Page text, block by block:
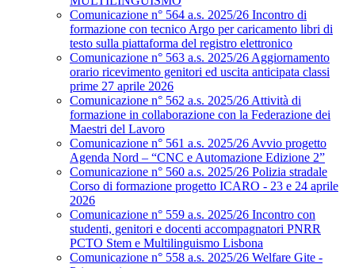
Comunicazione n° 564 a.s. 2025/26 Incontro di
formazione con tecnico Argo per caricamento libri di
testo sulla piattaforma del registro elettronico
Comunicazione n° 563 a.s. 2025/26 Aggiornamento
orario ricevimento genitori ed uscita anticipata classi
prime 27 aprile 2026
Comunicazione n° 562 a.s. 2025/26 Attività di
formazione in collaborazione con la Federazione dei
Maestri del Lavoro
Comunicazione n° 561 a.s. 2025/26 Avvio progetto
Agenda Nord – “CNC e Automazione Edizione 2”
Comunicazione n° 560 a.s. 2025/26 Polizia stradale
Corso di formazione progetto ICARO - 23 e 24 aprile
2026
Comunicazione n° 559 a.s. 2025/26 Incontro con
studenti, genitori e docenti accompagnatori PNRR
PCTO Stem e Multilinguismo Lisbona
Comunicazione n° 558 a.s. 2025/26 Welfare Gite -